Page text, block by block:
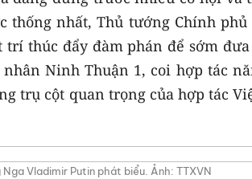
thống nhất, Thủ tướng Chính
thúc đẩy đàm phán để sớm
Ninh Thuận 1, coi hợp tác
trụ cột quan trọng của hợp tác
Nga Vladimir Putin phát biểu. Ảnh: TTXVN